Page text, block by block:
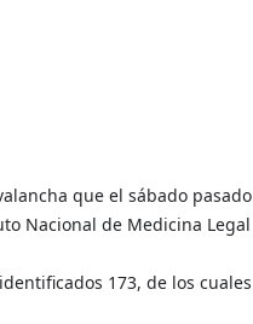
que el sábado
Nacional de Medicina Legal
173, de los